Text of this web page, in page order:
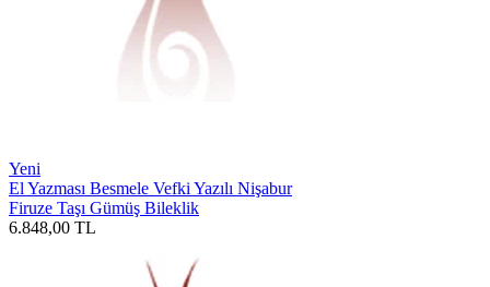
Yeni
El Yazması Besmele Vefki Yazılı Nişabur
Firuze Taşı Gümüş Bileklik
6.848,00 TL